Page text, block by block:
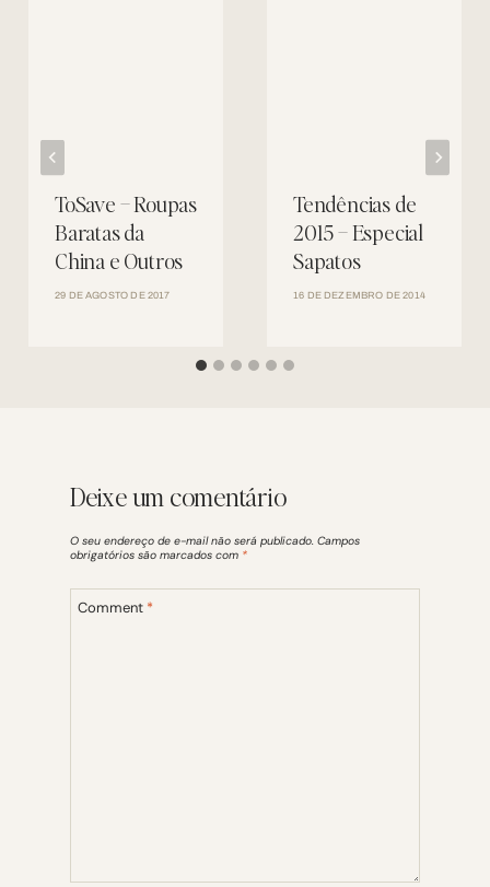
ToSave – Roupas
Baratas da
China e Outros
29 DE AGOSTO DE 2017
Tendências de
2015 – Especial
Sapatos
16 DE DEZEMBRO DE 2014
Deixe um comentário
O seu endereço de e-mail não será publicado. Campos
obrigatórios são marcados com *
Comment *